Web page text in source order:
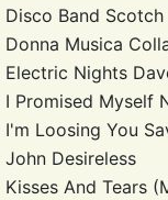
Disco Band Scotch
Donna Musica
Electric Nights
I Promised Myself
I'm Loosing You
John Desireless
Kisses And Tears